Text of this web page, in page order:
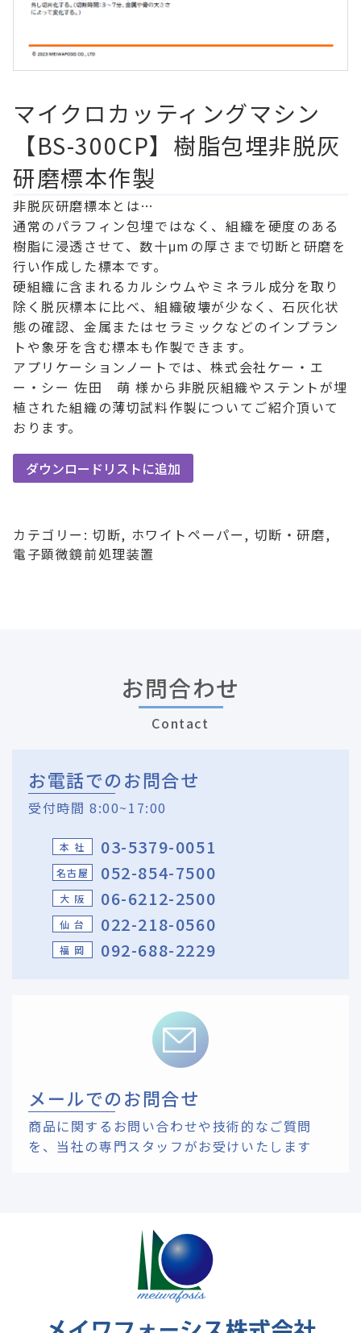
マイクロカッティングマシン
【BS-300CP】樹脂包埋非脱灰
研磨標本作製
非脱灰研磨標本とは…
通常のパラフィン包埋ではなく、組織を硬度のある
樹脂に浸透させて、数十μmの厚さまで切断と研磨を
行い作成した標本です。
硬組織に含まれるカルシウムやミネラル成分を取り
除く脱灰標本に比べ、組織破壊が少なく、石灰化状
態の確認、金属またはセラミックなどのインプラン
トや象牙を含む標本も作製できます。
アプリケーションノートでは、株式会社ケー・エ
ー・シー 佐田 萌 様から非脱灰組織やステントが埋
植された組織の薄切試料作製についてご紹介頂いて
おります。
ダウンロードリストに追加
カテゴリー:切断, ホワイトペーパー, 切断・研磨,
電子顕微鏡前処理装置
お問合わせ
Contact
お電話でのお問合せ
受付時間 8:00~17:00
本 社 03-5379-0051
名古屋 052-854-7500
大 阪 06-6212-2500
仙 台 022-218-0560
福 岡 092-688-2229
メールでのお問合せ
商品に関するお問い合わせや技術的なご質問
を、 当社の専門スタッフがお受けいたします